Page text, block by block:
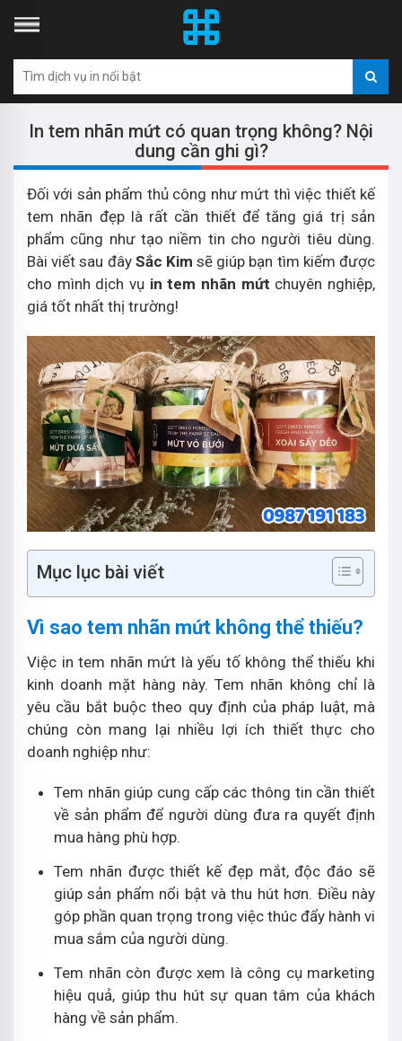
In tem nhãn mứt có quan trọng không? Nội
dung cần ghi gì?
Đối với sản phẩm thủ công như mứt thì việc thiết kế
tem nhãn đẹp là rất cần thiết để tăng giá trị sản
phẩm cũng như tạo niềm tin cho người tiêu dùng.
Bài viết sau đây Sắc Kim sẽ giúp bạn tìm kiếm được
cho mình dịch vụ in tem nhãn mứt chuyên nghiệp,
giá tốt nhất thị trường!
Mục lục bài viết
Vì sao tem nhãn mứt không thể thiếu?
Việc in tem nhãn mứt là yếu tố không thể thiếu khi
kinh doanh mặt hàng này. Tem nhãn không chỉ là
yêu cầu bắt buộc theo quy định của pháp luật, mà
chúng còn mang lại nhiều lợi ích thiết thực cho
doanh nghiệp như:
Tem nhãn giúp cung cấp các thông tin cần thiết
về sản phẩm để người dùng đưa ra quyết định
mua hàng phù hợp.
Tem nhãn được thiết kế đẹp mắt, độc đáo sẽ
giúp sản phẩm nổi bật và thu hút hơn. Điều này
góp phần quan trọng trong việc thúc đẩy hành vi
mua sắm của người dùng.
Tem nhãn còn được xem là công cụ marketing
hiệu quả, giúp thu hút sự quan tâm của khách
hàng về sản phẩm.